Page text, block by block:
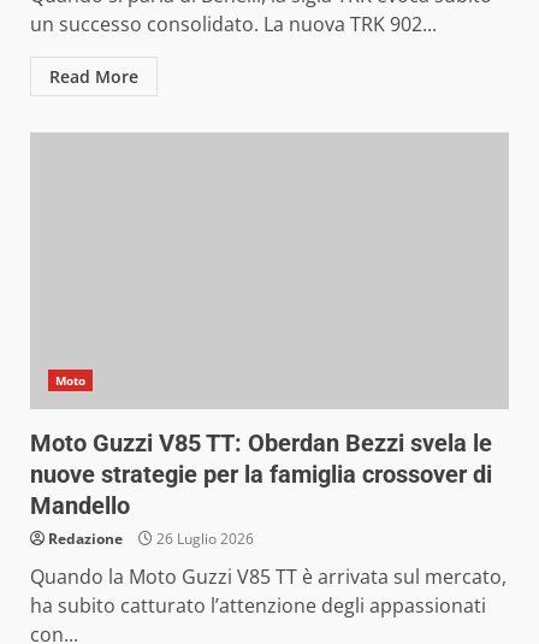
un successo consolidato. La nuova TRK 902...
Read More
Moto
Moto Guzzi V85 TT: Oberdan Bezzi svela le
nuove strategie per la famiglia crossover di
Mandello
Redazione 26 Luglio 2026
Quando la Moto Guzzi V85 TT è arrivata sul mercato,
ha subito catturato l’attenzione degli appassionati
con...